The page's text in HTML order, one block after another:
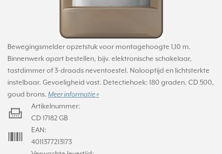
Bewegingsmelder opzetstuk voor montagehoogte 1,10 m.
Binnenwerk apart bestellen, bijv. elektronische schakelaar,
tastdimmer of 3-draads neventoestel. Nalooptijd en lichtsterkte
instelbaar. Gevoeligheid vast. Detectiehoek: 180 graden. CD 500,
goud brons. Meer informatie »
Artikelnummer:
CD 17182 GB
EAN:
4011377213173